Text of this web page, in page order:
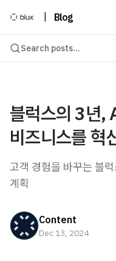
Blog
Search posts...
블럭스의 3년,
비즈니스를 혁
고객 경험을 바꾸는 블
계획
Content
Dec 13, 2024